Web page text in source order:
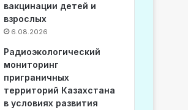
вакцинации детей и
взрослых
6.08.2026
Радиоэкологический
мониторинг
приграничных
территорий Казахстана
в условиях развития